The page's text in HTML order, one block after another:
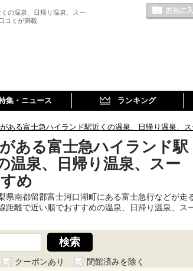
の温泉、日帰り温泉、スー
コミが満載
集・ニュース ランキング
ある富士急ハイランド駅近くの温泉、日帰り温泉、
ある富士急ハイランド駅
温泉、日帰り温泉、スー
め
県南都留郡富士河口湖町にある富士急行などが走
距離で近い順でおすすめの温泉、日帰り温泉、ス
クーポンあり
閉館済みを除く